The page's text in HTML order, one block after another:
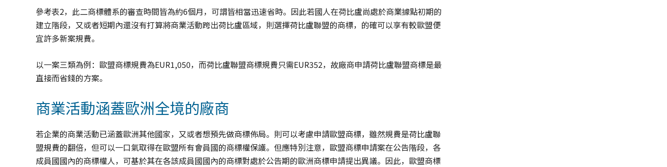
參考表2，此二商標體系的審查時間皆為約6個月，可謂皆相當迅速省時。因此若國人在荷比盧尚處於商業據點初期的
建立階段，又或者短期內還沒有打算將商業活動跨出荷比盧區域，則選擇荷比盧聯盟的商標，的確可以享有較歐盟便
宜許多新案規費。
以一案三類為例：歐盟商標規費為EUR1,050，而荷比盧聯盟商標規費只需EUR352，故廠商申請荷比盧聯盟商標是最
直接而省錢的方案。
商業活動涵蓋歐洲全境的廠商
若企業的商業活動已涵蓋歐洲其他國家，又或者想預先做商標佈局。則可以考慮申請歐盟商標，雖然規費是荷比盧聯
盟規費的翻倍，但可以一口氣取得在歐盟所有會員國的商標權保護。但應特別注意，歐盟商標申請案在公告階段，各
成員國國內的商標權人，可基於其在各該成員國國內的商標對處於公告期的歐洲商標申請提出異議。因此，歐盟商標